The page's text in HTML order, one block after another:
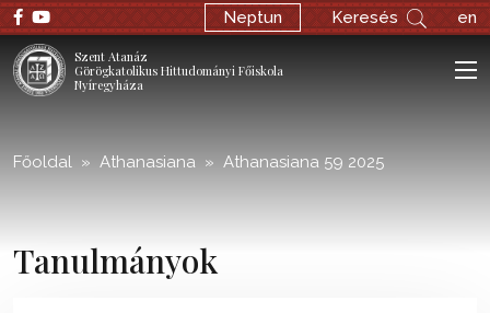
; Neptun Keresés en
Szent Atanáz
Görögkatolikus Hittudományi Főiskola
Nyíregyháza
Főoldal Athanasiana Athanasiana 59 2025
Tanulmányok